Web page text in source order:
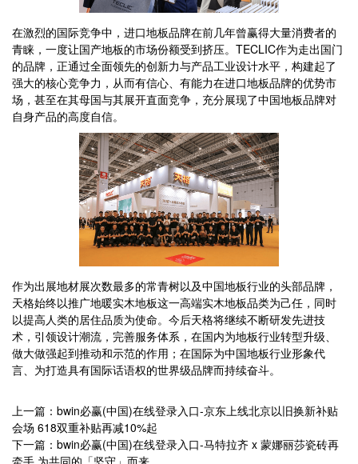
在激烈的国际竞争中，进口地板品牌在前几年曾赢得大量消费者的
青睐，一度让国产地板的市场份额受到挤压。TECLIC作为走出国门
的品牌，正通过全面领先的创新力与产品工业设计水平，构建起了
强大的核心竞争力，从而有信心、有能力在进口地板品牌的优势市
场，甚至在其母国与其展开直面竞争，充分展现了中国地板品牌对
自身产品的高度自信。
作为出展地材展次数最多的常青树以及中国地板行业的头部品牌，
天格始终以推广地暖实木地板这一高端实木地板品类为己任，同时
以提高人类的居住品质为使命。今后天格将继续不断研发先进技
术，引领设计潮流，完善服务体系，在国内为地板行业转型升级、
做大做强起到推动和示范的作用；在国际为中国地板行业形象代
言、为打造具有国际话语权的世界级品牌而持续奋斗。
上一篇：bwin必赢(中国)在线登录入口-京东上线北京以旧换新补贴
会场 618双重补贴再减10%起
下一篇：bwin必赢(中国)在线登录入口-马特拉齐 x 蒙娜丽莎瓷砖再